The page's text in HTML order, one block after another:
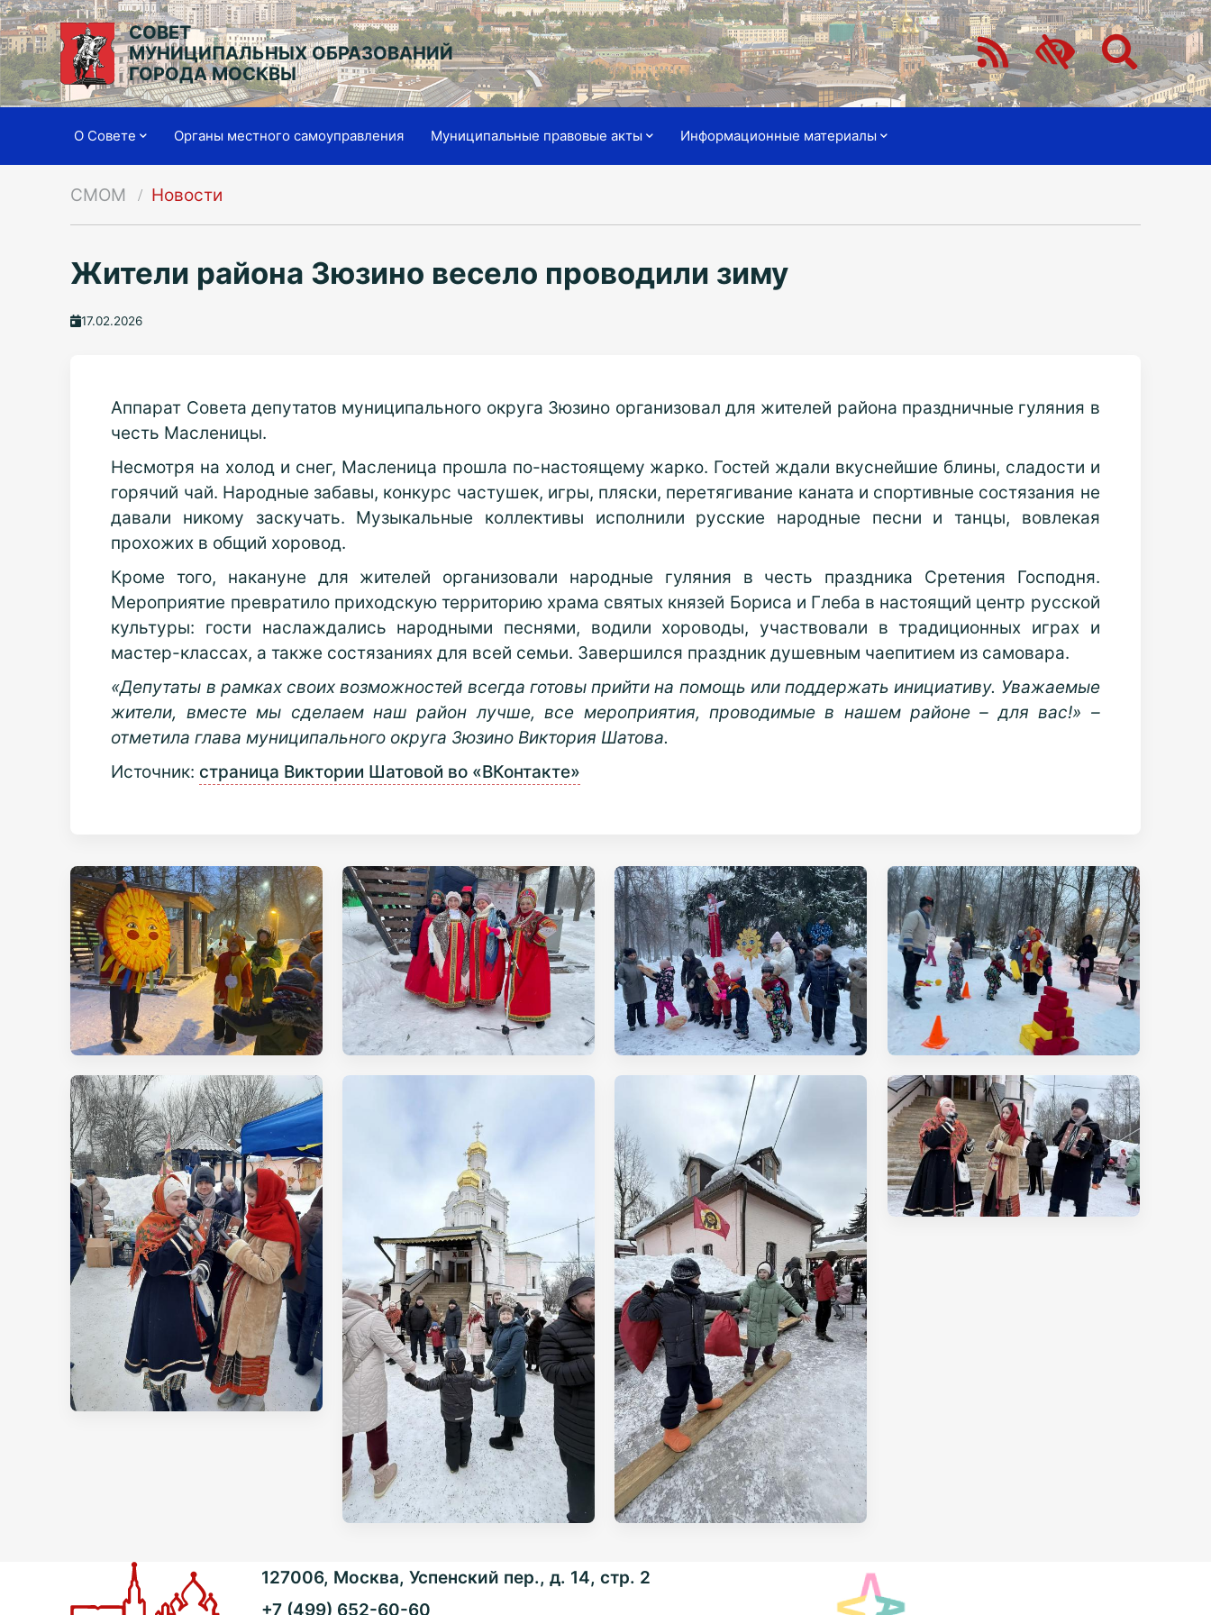
СОВЕТ
МУНИЦИПАЛЬНЫХ ОБРАЗОВАНИЙ
ГОРОДА МОСКВЫ
О Совете Органы местного самоуправления Муниципальные правовые акты Информационные материалы
СМОМ Новости
Жители района Зюзино весело проводили зиму
17.02.2026
Аппарат Совета депутатов муниципального округа Зюзино организовал для жителей района праздничные гуляния в
честь Масленицы.
Несмотря на холод и снег, Масленица прошла по-настоящему жарко. Гостей ждали вкуснейшие блины, сладости и
горячий чай. Народные забавы, конкурс частушек, игры, пляски, перетягивание каната и спортивные состязания не
давали никому заскучать. Музыкальные коллективы исполнили русские народные песни и танцы, вовлекая
прохожих в общий хоровод.
Кроме того, накануне для жителей организовали народные гуляния в честь праздника Сретения Господня.
Мероприятие превратило приходскую территорию храма святых князей Бориса и Глеба в настоящий центр русской
культуры: гости наслаждались народными песнями, водили хороводы, участвовали в традиционных играх и
мастер-классах, а также состязаниях для всей семьи. Завершился праздник душевным чаепитием из самовара.
«Депутаты в рамках своих возможностей всегда готовы прийти на помощь или поддержать инициативу. Уважаемые
жители, вместе мы сделаем наш район лучше, все мероприятия, проводимые в нашем районе – для вас!» –
отметила глава муниципального округа Зюзино Виктория Шатова.
Источник: страница Виктории Шатовой во «ВКонтакте»
127006, Москва, Успенский пер., д. 14, стр. 2
+7 (499) 652-60-60